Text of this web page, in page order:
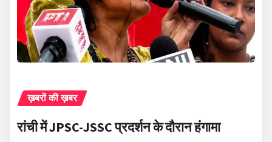
ख़बरों की ख़बर
रांची में JPSC-JSSC प्रदर्शन के दौरान हंगामा